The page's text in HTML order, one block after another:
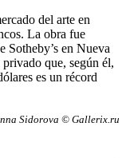
del arte en
La obra fue
Sotheby’s en Nueva
que, según él,
es un récord
Sidorova © Gallerix.ru